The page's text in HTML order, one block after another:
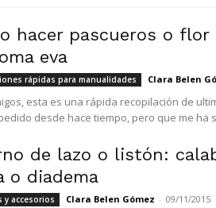
hacer pascueros o flor
eva
rápidas para manualidades Clara Belen
esta es una rápida recopilación de
desde hace tiempo, pero que me ha
de lazo o listón:
o diadema
y accesorios Clara Belen Gómez - 09/11/2015